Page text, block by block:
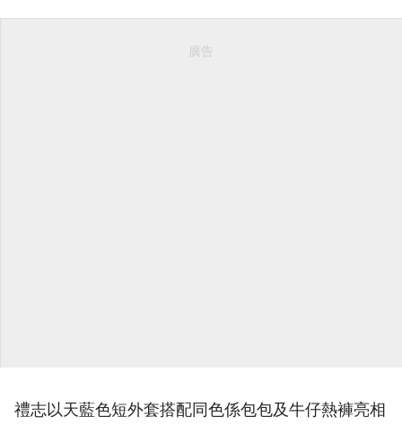
廣告
禮志以天藍色短外套搭配同色係包包及牛仔熱褲亮相